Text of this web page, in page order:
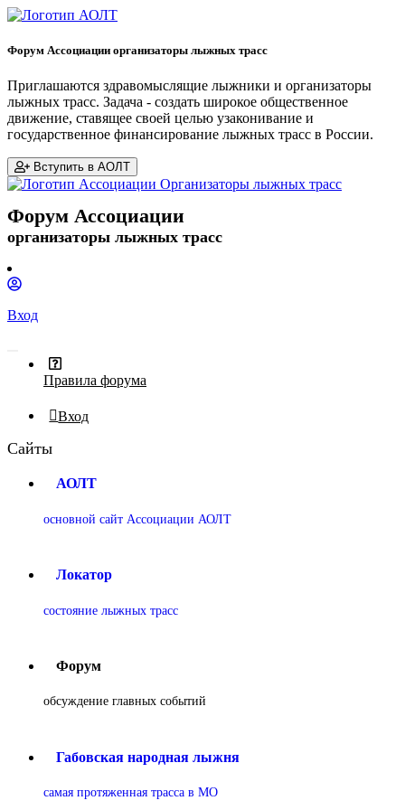
Форум Ассоциации организаторы лыжных трасс
Приглашаются здравомыслящие лыжники и организаторы
лыжных трасс. Задача - создать широкое общественное
движение, ставящее своей целью узаконивание и
государственное финансирование лыжных трасс в России.
Вступить в АОЛТ
Форум Ассоциации
организаторы лыжных трасс
Вход
Правила форума
Вход
Сайты
АОЛТ
основной сайт Ассоциации АОЛТ
Локатор
состояние лыжных трасс
Форум
обсуждение главных событий
Габовская народная лыжня
самая протяженная трасса в МО